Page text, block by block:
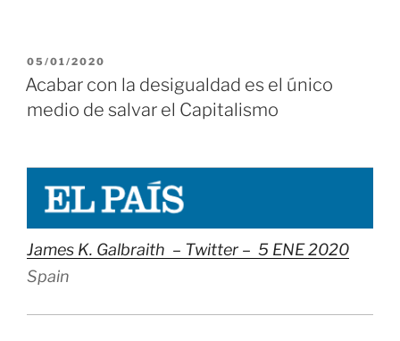
lastre!
pero
respiratorias
muy
contentas»
PUBLICADO
EL
05/01/2020
Acabar con la desigualdad es el único
medio de salvar el Capitalismo
James K. Galbraith – Twitter – 5 ENE 2020
Spain